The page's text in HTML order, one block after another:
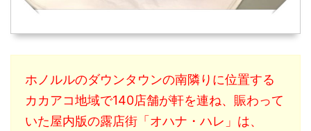
ホノルルのダウンタウンの南隣りに位置する
カカアコ地域で140店舗が軒を連ね、賑わって
いた屋内版の露店街「オハナ・ハレ」は、